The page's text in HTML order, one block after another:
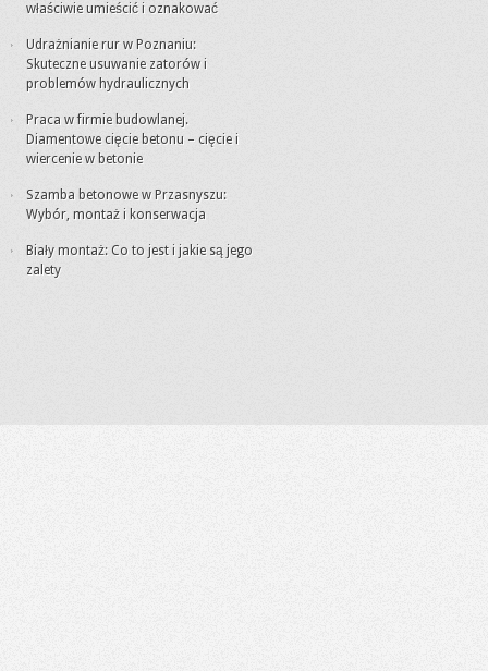
właściwie umieścić i oznakować
Udrażnianie rur w Poznaniu:
Skuteczne usuwanie zatorów i
problemów hydraulicznych
Praca w firmie budowlanej.
Diamentowe cięcie betonu – cięcie i
wiercenie w betonie
Szamba betonowe w Przasnyszu:
Wybór, montaż i konserwacja
Biały montaż: Co to jest i jakie są jego
zalety